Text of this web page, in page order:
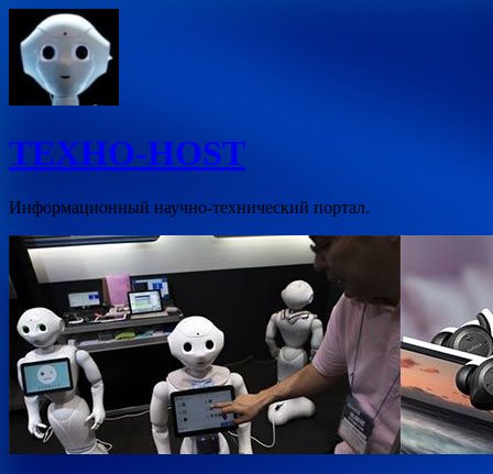
Перейти
содержимому
ТЕХНО-HOST
Информационный научно-технический портал.